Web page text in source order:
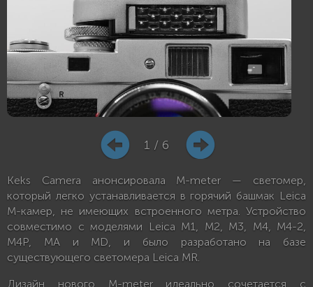
1 / 6
Keks Camera анонсировала M-meter — светомер,
который легко устанавливается в горячий башмак Leica
M-камер, не имеющих встроенного метра. Устройство
совместимо с моделями Leica M1, M2, M3, M4, M4-2,
M4P, MA и MD, и было разработано на базе
существующего светомера Leica MR.
Дизайн нового M-meter идеально сочетается с